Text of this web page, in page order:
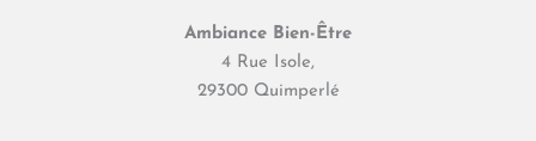
Ambiance Bien-Être
4 Rue Isole,
29300 Quimperlé